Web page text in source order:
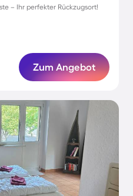
– Ihr perfekter Rückzugsort!
Zum Angebot